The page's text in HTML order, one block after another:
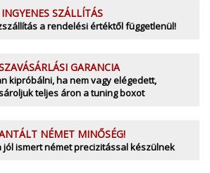
INGYENES SZÁLLÍTÁS
a rendelési értéktől függetlenül!
GARANCIA
kipróbálni, ha nem vagy elégedett,
teljes áron a tuning boxot
NÉMET MINŐSÉG!
jól ismert német precizitással készülnek